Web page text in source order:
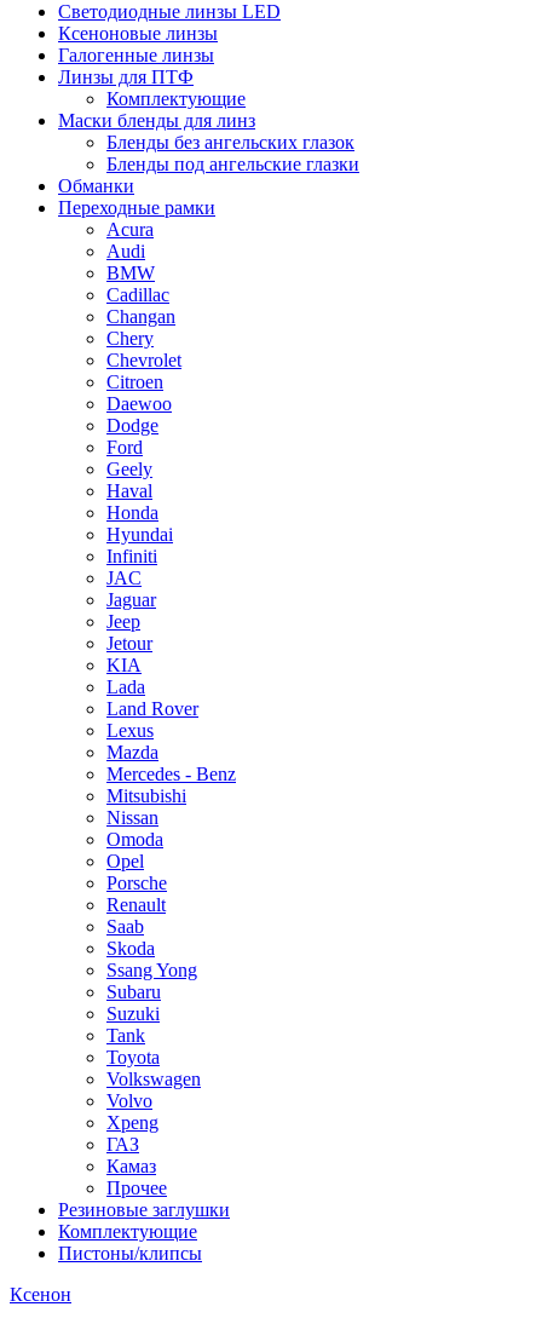
Светодиодные линзы LED
Ксеноновые линзы
Галогенные линзы
Линзы для ПТФ
Комплектующие
Маски бленды для линз
Бленды без ангельских глазок
Бленды под ангельские глазки
Обманки
Переходные рамки
Acura
Audi
BMW
Cadillac
Changan
Chery
Chevrolet
Citroen
Daewoo
Dodge
Ford
Geely
Haval
Honda
Hyundai
Infiniti
JAC
Jaguar
Jeep
Jetour
KIA
Lada
Land Rover
Lexus
Mazda
Mercedes - Benz
Mitsubishi
Nissan
Omoda
Opel
Porsche
Renault
Saab
Skoda
Ssang Yong
Subaru
Suzuki
Tank
Toyota
Volkswagen
Volvo
Xpeng
ГАЗ
Камаз
Прочее
Резиновые заглушки
Комплектующие
Пистоны/клипсы
Ксенон